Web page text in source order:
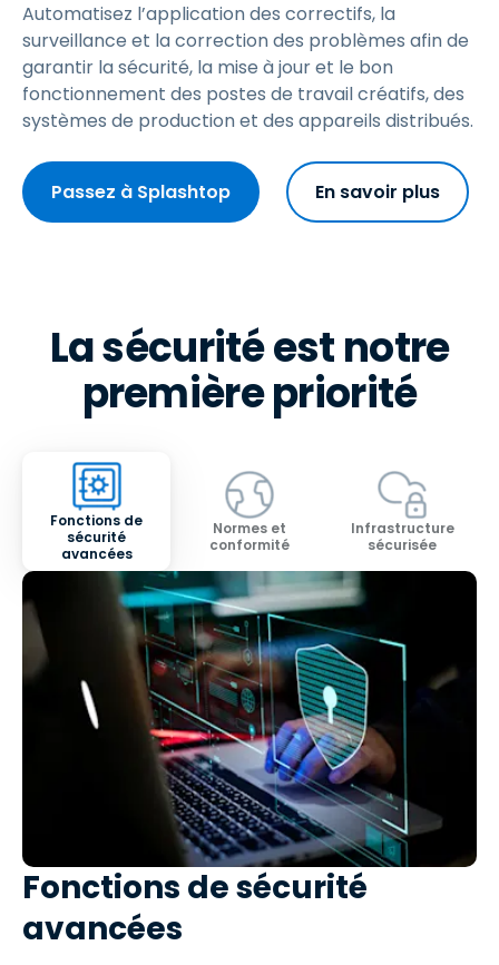
Automatisez l’application des correctifs, la
surveillance et la correction des problèmes afin de
garantir la sécurité, la mise à jour et le bon
fonctionnement des postes de travail créatifs, des
systèmes de production et des appareils distribués.
Passez à Splashtop En savoir plus
La sécurité est notre
première priorité
Fonctions de
sécurité
avancées
Normes et
conformité
Infrastructure
sécurisée
Fonctions de sécurité
avancées